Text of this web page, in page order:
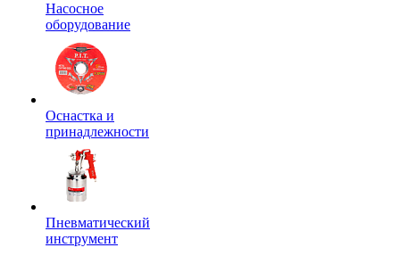
Насосное
оборудование
Оснастка и
принадлежности
Пневматический
инструмент